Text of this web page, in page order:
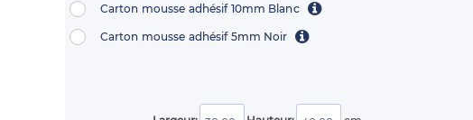
Carton mousse adhésif 10mm Blanc
Carton mousse adhésif 5mm Noir